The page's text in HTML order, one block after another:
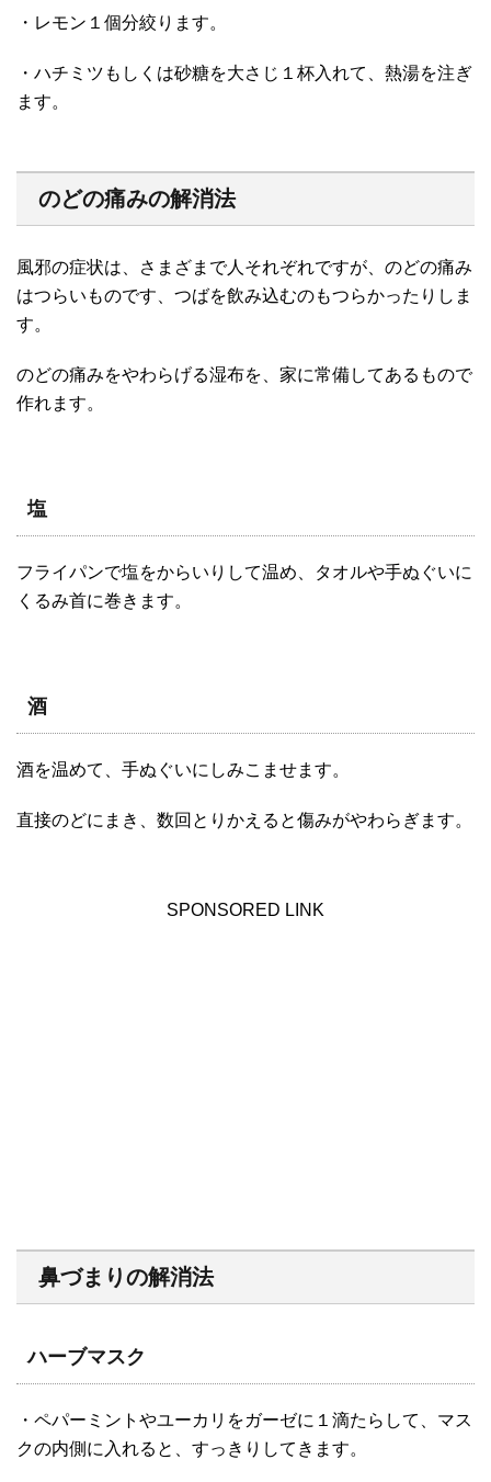
・レモン１個分絞ります。
・ハチミツもしくは砂糖を大さじ１杯入れて、熱湯を注ぎ
ます。
のどの痛みの解消法
風邪の症状は、さまざまで人それぞれですが、のどの痛み
はつらいものです、つばを飲み込むのもつらかったりしま
す。
のどの痛みをやわらげる湿布を、家に常備してあるもので
作れます。
塩
フライパンで塩をからいりして温め、タオルや手ぬぐいに
くるみ首に巻きます。
酒
酒を温めて、手ぬぐいにしみこませます。
直接のどにまき、数回とりかえると傷みがやわらぎます。
SPONSORED LINK
鼻づまりの解消法
ハーブマスク
・ペパーミントやユーカリをガーゼに１滴たらして、マス
クの内側に入れると、すっきりしてきます。